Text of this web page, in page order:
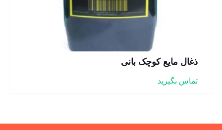
ذغال مایع کوچک بانی
تماس بگیرید